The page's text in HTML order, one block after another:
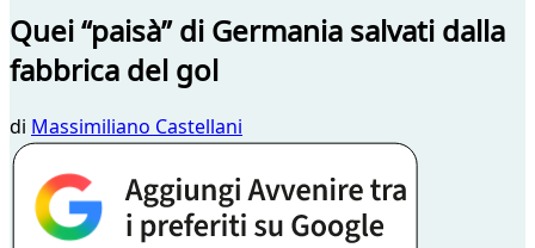
Quei “paisà” di Germania salvati dalla
fabbrica del gol
di Massimiliano Castellani